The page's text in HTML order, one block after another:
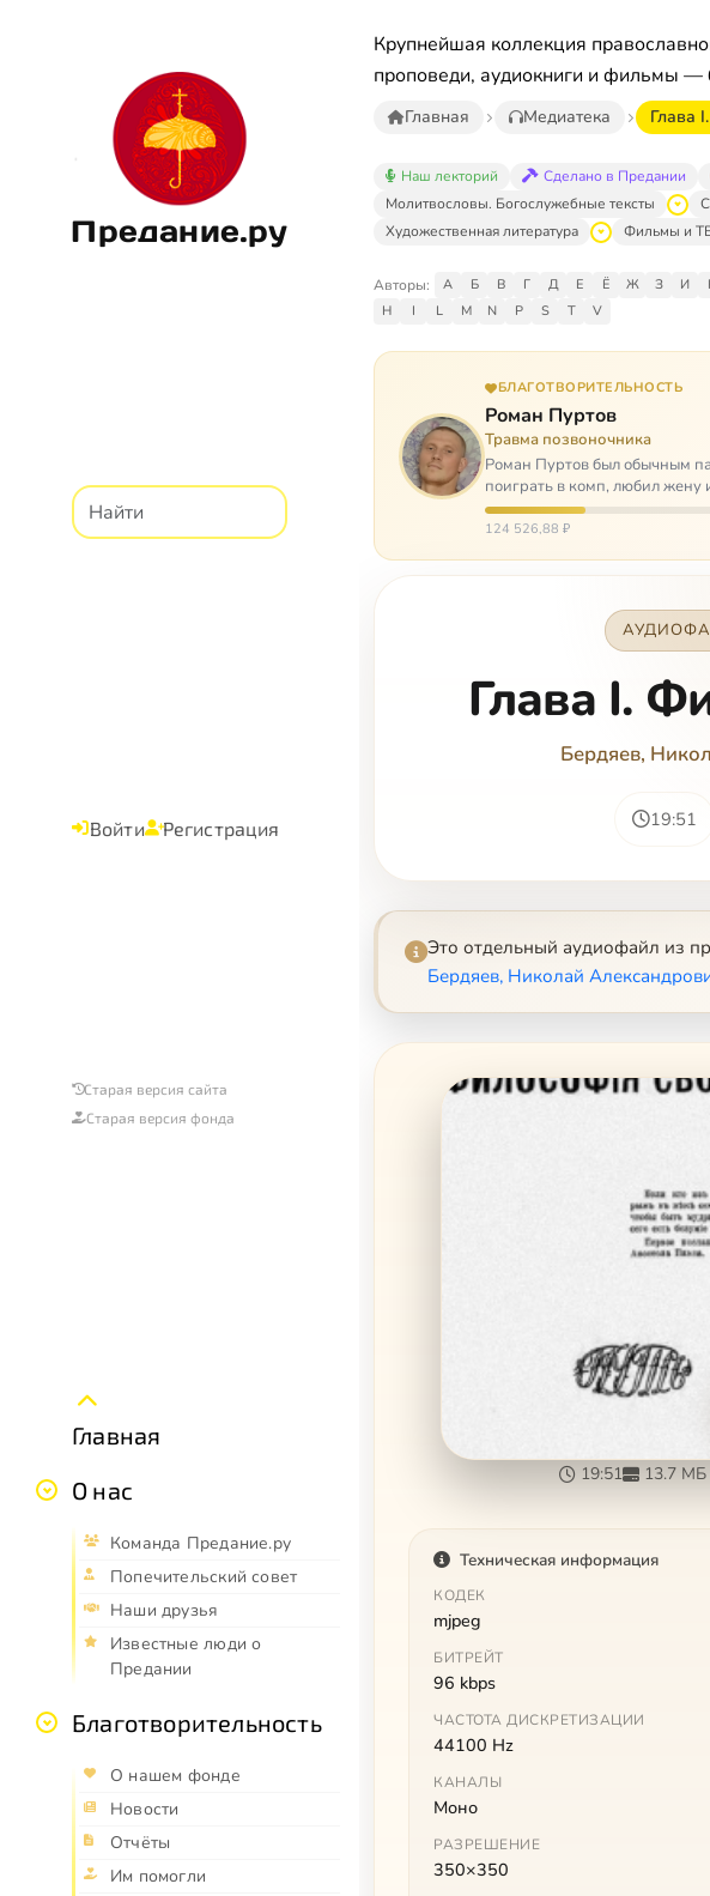
Предание.ру
Войти Регистрация
Старая версия сайта
Старая версия фонда
Главная
О нас
Команда Предание.ру
Попечительский совет
Наши друзья
Известные люди о
Предании
Благотворительность
О нашем фонде
Новости
Отчёты
Им помогли
Крупнейшая коллекция
проповеди, аудиокниги и фильмы —
Главная Медиатека Глава
Наш лекторий Сделано в Предании
Молитвословы. Богослужебные тексты
Художественная литература
Фильмы и
Авторы: А Б В Г Д Е Ё Ж З И
H
I L M N P S T V
БЛАГОТВОРИТЕЛЬНОСТЬ
Роман Пуртов
Травма позвоночника
Роман Пуртов был обычным
поиграть в комп, любил жену
автоаварии и тепе…
124 526,88 ₽
Глава I.
Бердяев,
19:51
Это отдельный аудиофайл из
Бердяев, Николай
19:51 13.7 МБ
Техническая информация
КОДЕК
mjpeg
БИТРЕЙТ
96 kbps
ЧАСТОТА ДИСКРЕТИЗАЦИИ
44100 Hz
КАНАЛЫ
Моно
РАЗРЕШЕНИЕ
350×350